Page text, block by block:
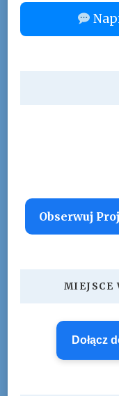
Obserwuj
MIEJSCE
Dołącz